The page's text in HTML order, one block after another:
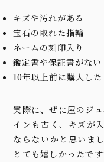
キズや汚れがある
宝石の取れた指輪
ネームの刻印入り
鑑定書や保証書がない
10年以上前に購入し
実際に、ぜに屋のジ
インも古く、キズが
ならないかと思いま
とても嬉しかったで